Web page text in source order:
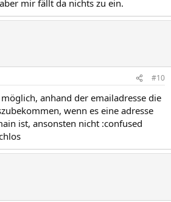
mir fällt da nichts zu ein.
#10
anhand der emailadresse die
wenn es eine adresse
ist, ansonsten nicht :confused